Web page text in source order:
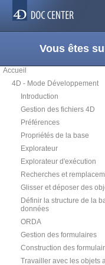
Vous êtes
Accueil
4D - Mode Développement
Introduction
Gestion des fichiers 4D
Préférences
Propriétés de la base
Explorateur
Explorateur d'exécution
Recherches et
Glisser et déposer des
Définir la structure de la
données
ORDA
Gestion des formulaires
Construction des
Travailler avec les objets